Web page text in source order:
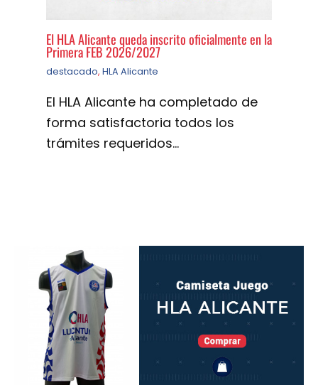
El HLA Alicante queda inscrito oficialmente en la
Primera FEB 2026/2027
destacado, HLA Alicante
El HLA Alicante ha completado de
forma satisfactoria todos los
trámites requeridos…